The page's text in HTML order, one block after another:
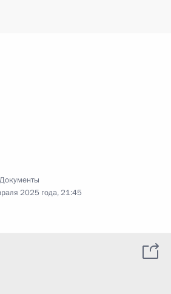
Документы
2025 года, 21:45